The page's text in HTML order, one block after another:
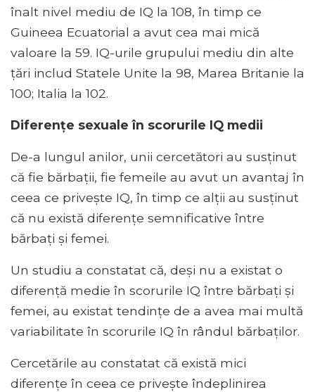
înalt nivel mediu de IQ la 108, în timp ce
Guineea Ecuatorial a avut cea mai mică
valoare la 59. IQ-urile grupului mediu din alte
țări includ Statele Unite la 98, Marea Britanie la
100; Italia la 102.
Diferențe sexuale în scorurile IQ medii
De-a lungul anilor, unii cercetători au susținut
că fie bărbații, fie femeile au avut un avantaj în
ceea ce privește IQ, în timp ce alții au susținut
că nu există diferențe semnificative între
bărbați și femei.
Un studiu a constatat că, deși nu a existat o
diferență medie în scorurile IQ între bărbați și
femei, au existat tendințe de a avea mai multă
variabilitate în scorurile IQ în rândul bărbaților.
Cercetările au constatat că există mici
diferențe în ceea ce privește îndeplinirea